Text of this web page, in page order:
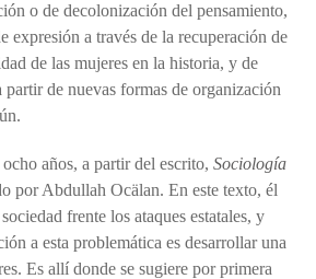
o de decolonización del pensamiento,
expresión a través de la recuperación de
de las mujeres en la historia, y de
partir de nuevas formas de organización
años, a partir del escrito, Sociología
por Abdullah Ocälan. En este texto, él
frente los ataques estatales, y
a esta problemática es desarrollar una
Es allí donde se sugiere por primera